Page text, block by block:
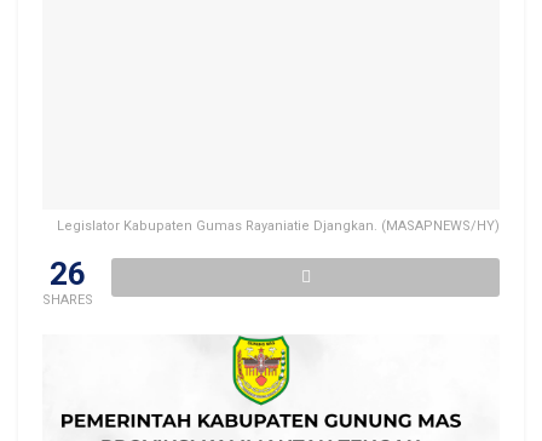
Legislator Kabupaten Gumas Rayaniatie Djangkan. (MASAPNEWS/HY)
26
SHARES